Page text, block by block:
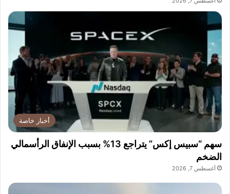
أخبار خاصة
سهم “سبيس إكس” يتراجع 13% بسبب الإنفاق الرأسمالي
الضخم
أغسطس 7, 2026